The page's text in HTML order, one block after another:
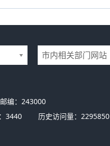
市内相关部门网站
邮编：243000
3440 历史访问量： 2295850